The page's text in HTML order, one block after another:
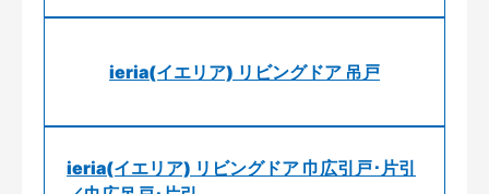
ieria(イエリア) リビングドア 吊戸
ieria(イエリア) リビングドア 巾広引戸･片引